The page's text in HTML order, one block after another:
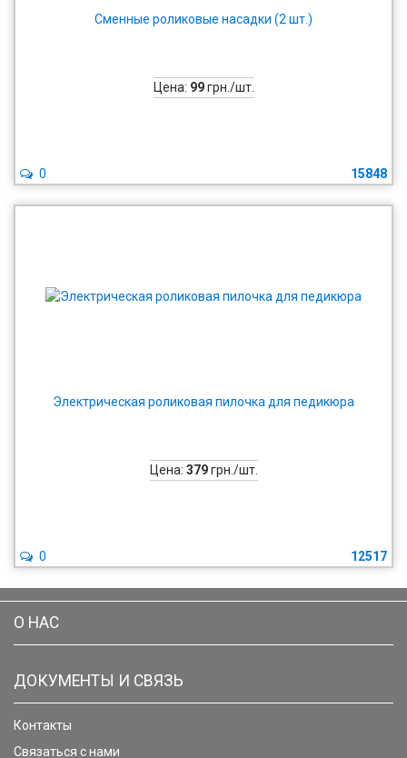
Сменные роликовые насадки (2 шт.)
Цена: 99грн./шт.
15848
0
Электрическая роликовая пилочка для педикюра
Цена: 379грн./шт.
12517
0
О НАС
ДОКУМЕНТЫ И СВЯЗЬ
Контакты
Связаться с нами